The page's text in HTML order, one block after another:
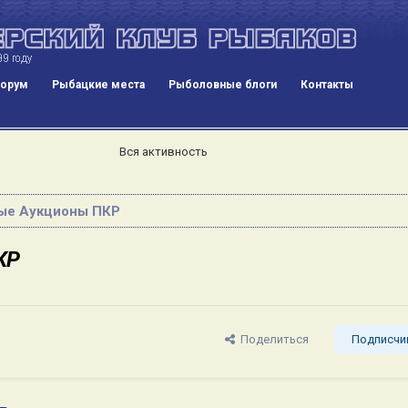
Рыбацкие места Рыболовные блоги Контакты
Вся активность
Аукционы ПКР
Поделиться